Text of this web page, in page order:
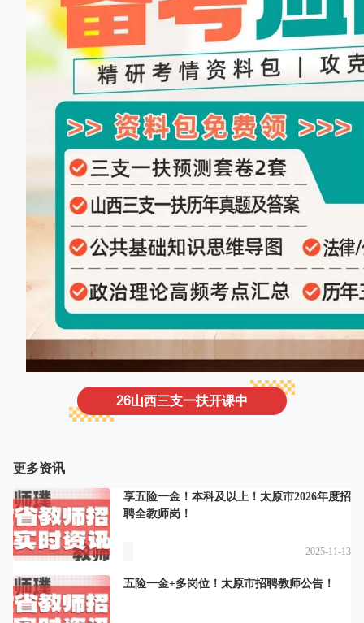
26山西三支一扶开课中
更多资讯
享五险一金！本科及以上！太原市2026年度招
聘全教师岗！
2025-11-13
五险一金+多岗位！太原市招聘教师公告！